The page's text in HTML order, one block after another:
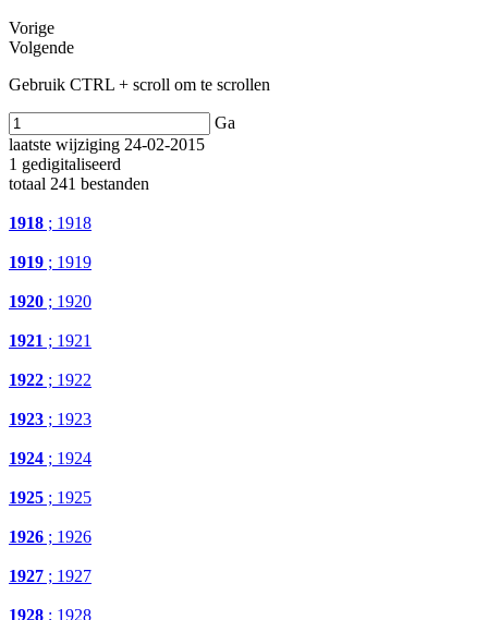
Vorige
Volgende
Gebruik CTRL + scroll om te scrollen
Ga
laatste wijziging 24-02-2015
1 gedigitaliseerd
totaal 241 bestanden
1918 ; 1918
1919 ; 1919
1920 ; 1920
1921 ; 1921
1922 ; 1922
1923 ; 1923
1924 ; 1924
1925 ; 1925
1926 ; 1926
1927 ; 1927
1928 ; 1928